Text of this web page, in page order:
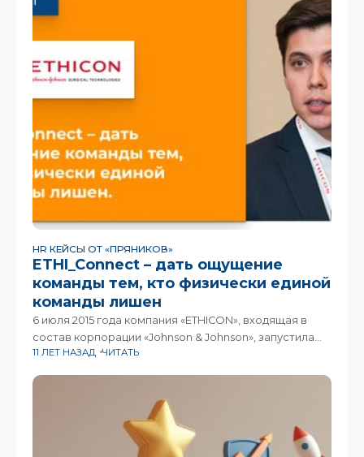
HR КЕЙСЫ ОТ «ПРЯНИКОВ»
ETHI_Connect – дать ощущение
команды тем, кто физически единой
команды лишен
6 июля 2015 года компания «ETHICON», входящая в
состав корпорации «Johnson & Johnson», запустила
мобильное приложение «ETHI_Connect» для своих
11 ЛЕТ НАЗАД ЧИТАТЬ